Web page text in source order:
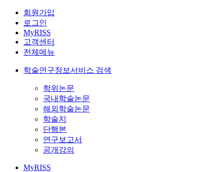
회원가입
로그인
MyRISS
고객센터
전체메뉴
학술연구정보서비스 검색
학위논문
국내학술논문
해외학술논문
학술지
단행본
연구보고서
공개강의
MyRISS